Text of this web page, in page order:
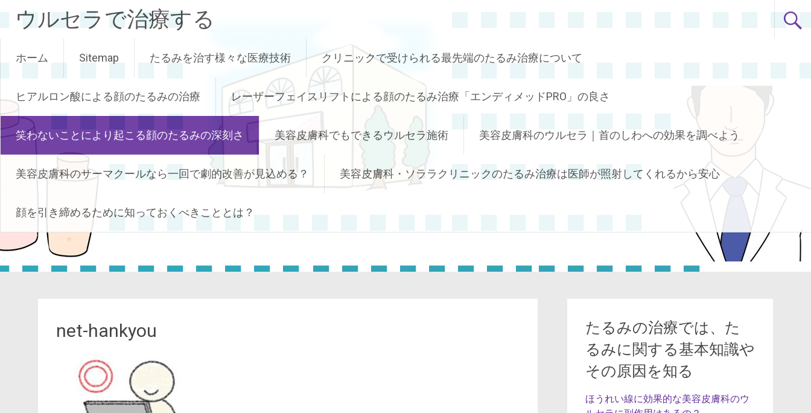
テ
プ
ウルセラで治療する
ホーム Sitemap たるみを治す様々な医療技術 クリニックで受けられる最先端のたるみ治療について
ヒアルロン酸による顔のたるみの治療 レーザーフェイスリフトによる顔のたるみ治療「エンディメッドPRO」の良さ
笑わないことにより起こる顔のたるみの深刻さ 美容皮膚科でもできるウルセラ施術 美容皮膚科のウルセラ｜首のしわへの効果を調べよう
美容皮膚科のサーマクールなら一回で劇的改善が見込める？ 美容皮膚科・ソララクリニックのたるみ治療は医師が照射してくれるから安心
顔を引き締めるために知っておくべきこととは？
net-hankyou
たるみの治療では、た
るみに関する基本知識や
その原因を知る
ほうれい線に効果的な美容皮膚科のウ